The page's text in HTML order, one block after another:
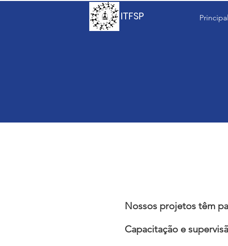
ITFSP Principal
Nossos projetos têm
Capacitação e